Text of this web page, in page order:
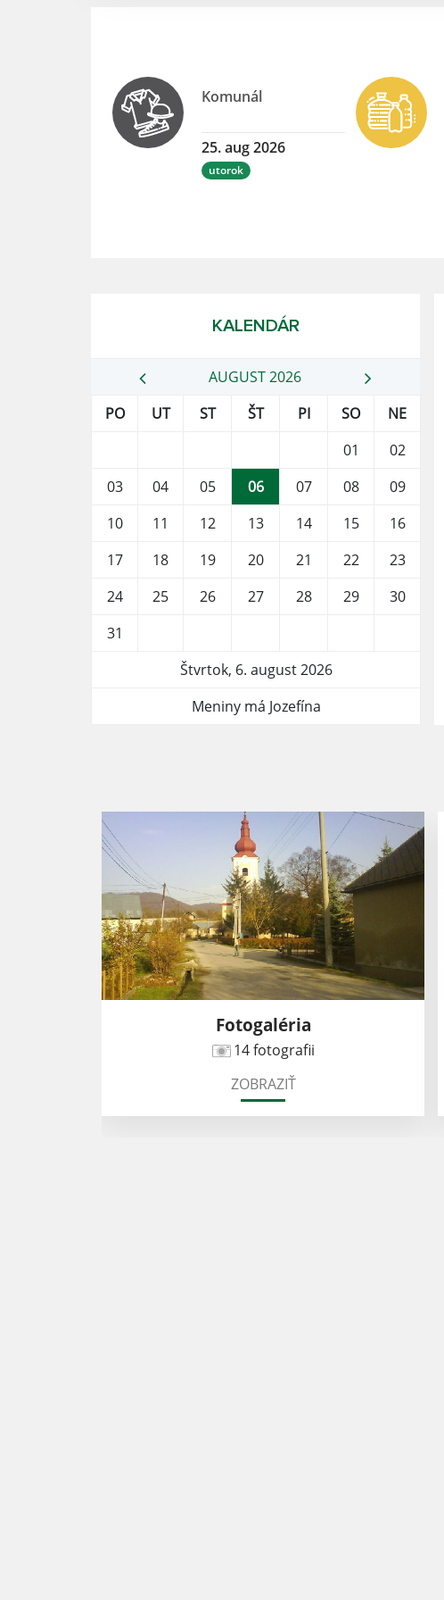
Komunál
25. aug 2026
utorok
KALENDÁR
AUGUST 2026
PO
UT ST ŠT PI SO
NE
01
02
03
04 05 06 07 08
09
10
11 12 13 14 15
16
17
18 19 20 21 22
23
24
25 26 27 28 29
30
31
Štvrtok, 6. august 2026
Meniny má Jozefína
Fotogaléria
14 fotografii
ZOBRAZIŤ